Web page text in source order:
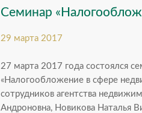
Семинар
29 марта 2017
27 марта 2017 года состоялся
«Налогообложение в сфере
сотрудников агентства
Андроновна, Новикова Наталья